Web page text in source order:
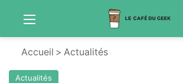
Menu
Accueil > Actualités
Actualités